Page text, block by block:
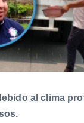
al clima